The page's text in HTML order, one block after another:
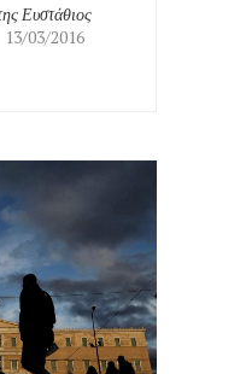
Ευστάθιος
13/03/2016